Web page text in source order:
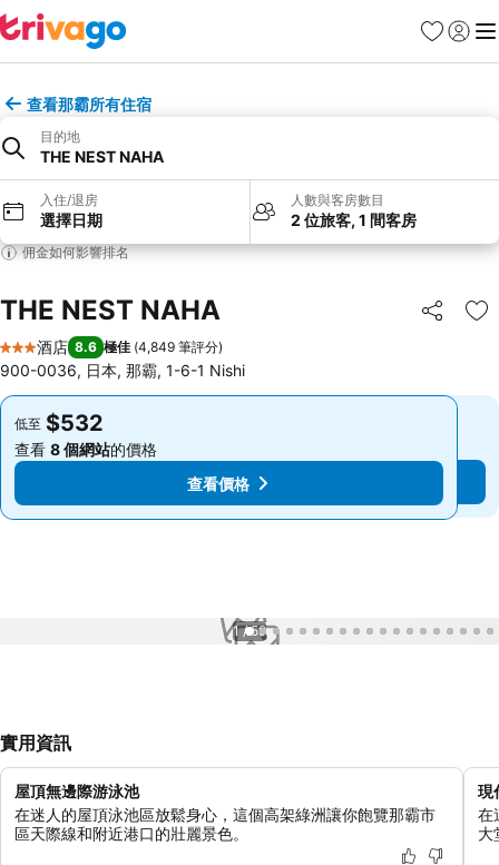
收藏夾
登入 選
查看那霸所有住宿
目的地
THE NEST NAHA
入住/退房
選擇日期
人數與客房數目
2 位旅客, 1 間客房
佣金如何影響排名
THE NEST NAHA 分享
放
3 星級
酒店 8.6 極佳 (4,849 筆評分)
900-0036, 日本, 那霸, 1-6-1 Nishi
低至 $532
查看 8 個網站的價格
查看價格
低至 $532
查看 8 個網站的價格
查看價格
1 / 59
實用資訊
屋頂無邊際游泳池
在迷人的屋頂泳池區放鬆身心，這個高架綠洲讓你飽覽那霸市
區天際線和附近港口的壯麗景色。
現
在
大